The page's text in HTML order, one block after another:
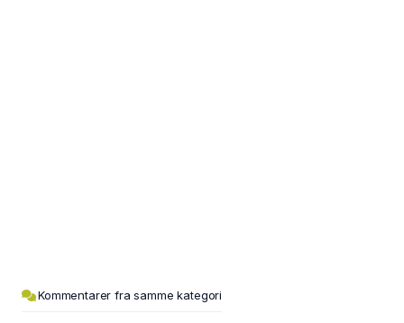
Kommentarer fra samme kategori